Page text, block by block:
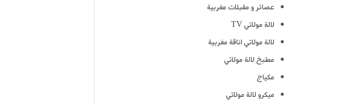
عصائر و مقبلات مغربية
لالة مولاتي TV
لالة مولاتي اناقة مغربية
مطبخ لالة مولاتي
مكياج
ميكرو لالة مولاتي